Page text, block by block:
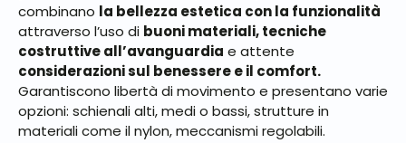
combinano la bellezza estetica con la funzionalità
attraverso l’uso di buoni materiali, tecniche
costruttive all’avanguardia e attente
considerazioni sul benessere e il comfort.
Garantiscono libertà di movimento e presentano varie
opzioni: schienali alti, medi o bassi, strutture in
materiali come il nylon, meccanismi regolabili.